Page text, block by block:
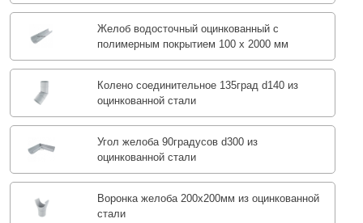
Желоб водосточный оцинкованный с
полимерным покрытием 100 х 2000 мм
Колено соединительное 135град d140 из
оцинкованной стали
Угол желоба 90градусов d300 из
оцинкованной стали
Воронка желоба 200x200мм из оцинкованной
стали